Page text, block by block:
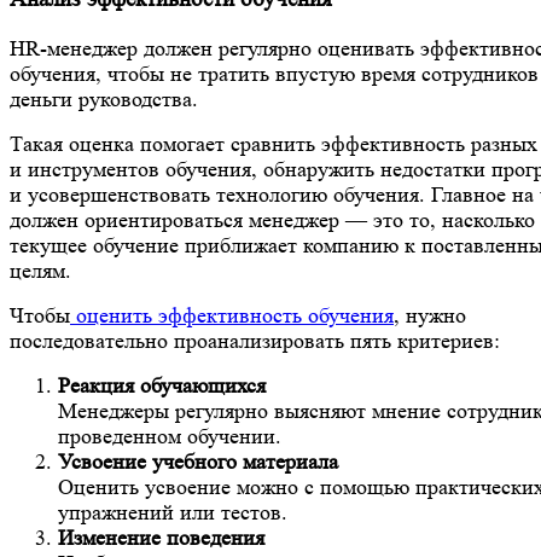
HR-менеджер должен регулярно оценивать
обучения, чтобы не тратить впустую время
деньги руководства.
Такая оценка помогает сравнить эффективность
и инструментов обучения, обнаружить недостатки
и усовершенствовать технологию обучения. Главное на
должен ориентироваться менеджер — это то, насколько
текущее обучение приближает компанию к
целям.
Чтобы оценить эффективность обучения, нужно
последовательно проанализировать пять критериев:
Реакция обучающихся
Менеджеры регулярно выясняют мнение
проведенном обучении.
Усвоение учебного материала
Оценить усвоение можно с помощью
упражнений или тестов.
Изменение поведения